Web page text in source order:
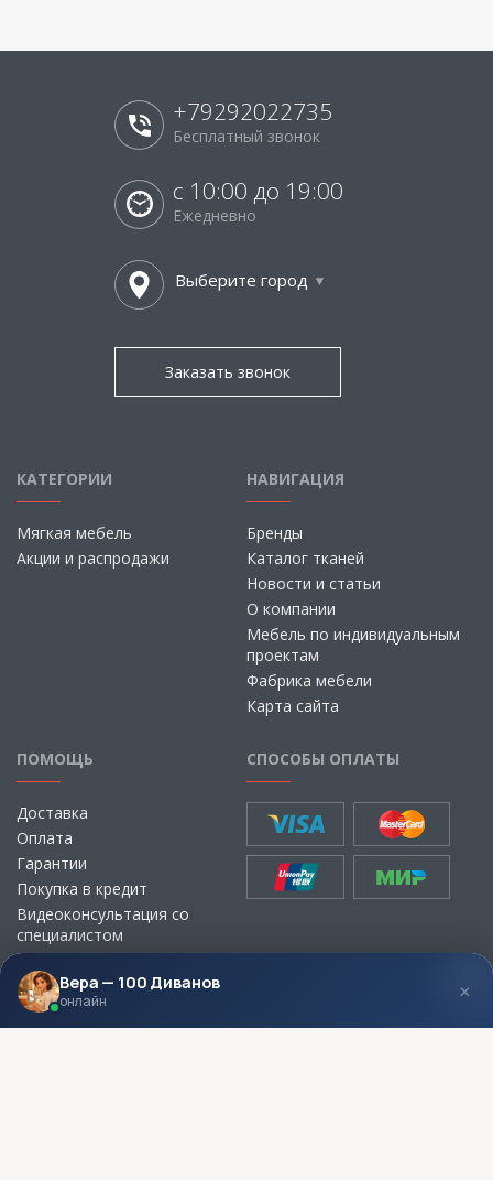
+79292022735
Бесплатный звонок
с 10:00 до 19:00
Ежедневно
Выберите город
Заказать звонок
КАТЕГОРИИ
Мягкая мебель
Акции и распродажи
НАВИГАЦИЯ
Бренды
Каталог тканей
Новости и статьи
О компании
Мебель по индивидуальным
проектам
Фабрика мебели
Карта сайта
ПОМОЩЬ
Доставка
Оплата
Гарантии
Покупка в кредит
Видеоконсультация со
специалистом
Выбор ткани для мебели без
визита в магазин
СПОСОБЫ ОПЛАТЫ
МЫ В СОЦСЕТЯХ КОНТАКТЫ
Вера — 100 Диванов
онлайн ×